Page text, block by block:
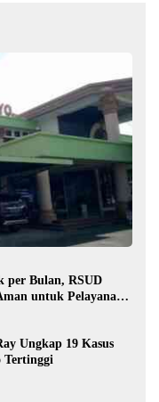
per Bulan, RSUD
untuk Pelayanan
Ungkap 19 Kasus
Tertinggi